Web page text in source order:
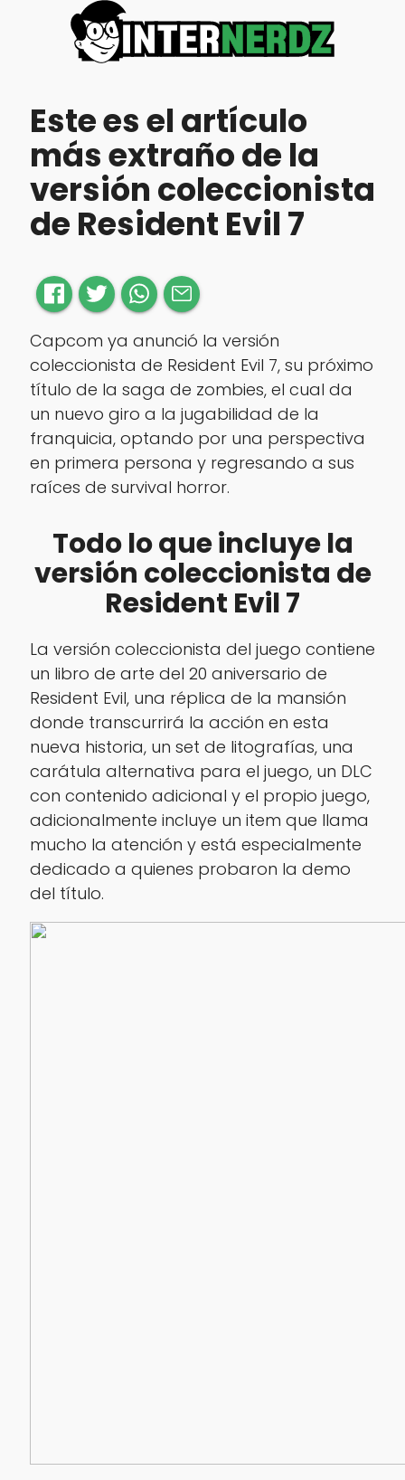
Este es el artículo
más extraño de la
versión coleccionista
de Resident Evil 7
Capcom ya anunció la versión
coleccionista de Resident Evil 7, su próximo
título de la saga de zombies, el cual da
un nuevo giro a la jugabilidad de la
franquicia, optando por una perspectiva
en primera persona y regresando a sus
raíces de survival horror.
Todo lo que incluye la
versión coleccionista de
Resident Evil 7
La versión coleccionista del juego contiene
un libro de arte del 20 aniversario de
Resident Evil, una réplica de la mansión
donde transcurrirá la acción en esta
nueva historia, un set de litografías, una
carátula alternativa para el juego, un DLC
con contenido adicional y el propio juego,
adicionalmente incluye un item que llama
mucho la atención y está especialmente
dedicado a quienes probaron la demo
del título.